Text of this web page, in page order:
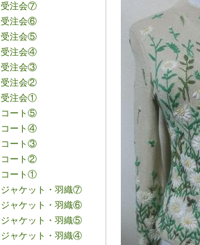
受注会⑦
受注会⑥
受注会⑤
受注会④
受注会③
受注会②
受注会①
コート⑤
コート④
コート③
コート②
コート①
ジャケット・羽織⑦
ジャケット・羽織⑥
ジャケット・羽織⑤
ジャケット・羽織④